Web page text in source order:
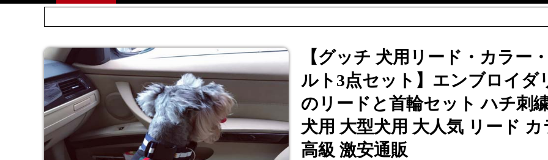
【グッチ 犬用リード・カラー
ルト3点セット】エンブロイダ
のリードと首輪セット ハチ刺
犬用 大型犬用 大人気 リード
高級 激安通販